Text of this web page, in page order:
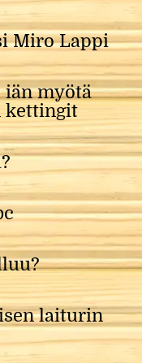
Miro Lappi
myötä
kettingit
laiturin